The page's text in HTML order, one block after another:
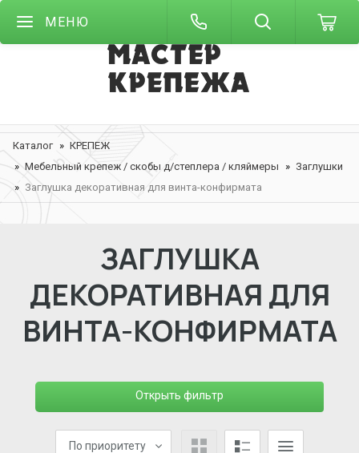
МЕНЮ
Каталог
КРЕПЕЖ
Мебельный крепеж / скобы д/степлера / кляймеры
Заглушки
Заглушка декоративная для винта-конфирмата
ЗАГЛУШКА
ДЕКОРАТИВНАЯ ДЛЯ
ВИНТА-КОНФИРМАТА
Открыть фильтр
По приоритету